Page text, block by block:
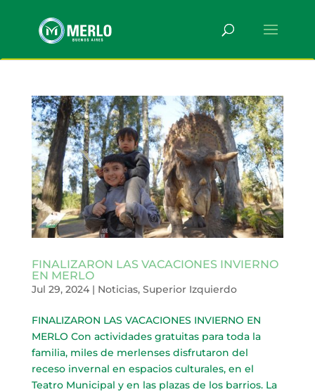
FINALIZARON LAS VACACIONES INVIERNO
EN MERLO
Jul 29, 2024| Noticias, Superior Izquierdo
FINALIZARON LAS VACACIONES INVIERNO EN
MERLO Con actividades gratuitas para toda la
familia, miles de merlenses disfrutaron del
receso invernal en espacios culturales, en el
Teatro Municipal y en las plazas de los barrios. La